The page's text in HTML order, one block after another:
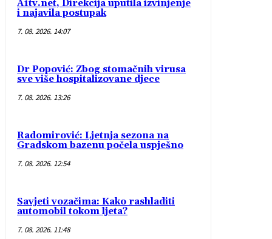
A1tv.net, Direkcija uputila izvinjenje
i najavila postupak
7. 08. 2026. 14:07
Dr Popović: Zbog stomačnih virusa
sve više hospitalizovane djece
7. 08. 2026. 13:26
Radomirović: Ljetnja sezona na
Gradskom bazenu počela uspješno
7. 08. 2026. 12:54
Savjeti vozačima: Kako rashladiti
automobil tokom ljeta?
7. 08. 2026. 11:48